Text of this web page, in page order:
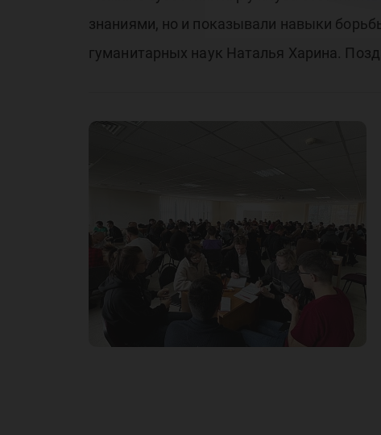
знаниями, но и показывали навыки
гуманитарных наук Наталья Харина.